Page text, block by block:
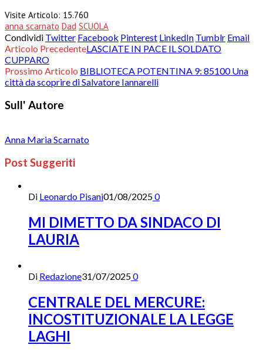
Visite Articolo: 15.760
anna scarnato Dad SCUOLA
Condividi Twitter Facebook Pinterest LinkedIn Tumblr Email
Articolo PrecedenteLASCIATE IN PACE IL SOLDATO
CUPPARO
Prossimo Articolo BIBLIOTECA POTENTINA 9: 85100 Una
città da scoprire di Salvatore Iannarelli
Sull' Autore
Anna Maria Scarnato
Post Suggeriti
Di Leonardo Pisani01/08/20250
MI DIMETTO DA SINDACO DI
LAURIA
Di Redazione31/07/20250
CENTRALE DEL MERCURE:
INCOSTITUZIONALE LA LEGGE
LAGHI